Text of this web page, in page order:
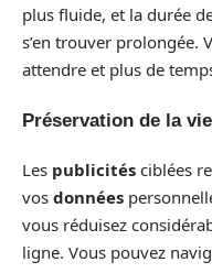
plus fluide, et la durée
s’en trouver prolongée.
attendre et plus de
Préservation de la
Les publicités ciblées
vos données
vous réduisez
ligne. Vous pouvez